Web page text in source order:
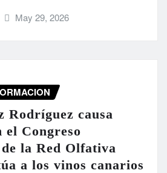
May 29, 2026
Rodríguez causa
el Congreso
la Red Olfativa
a los vinos canarios